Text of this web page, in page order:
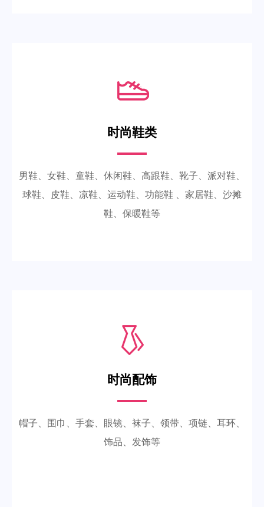
时尚鞋类
男鞋、女鞋、童鞋、休闲鞋、高跟鞋、靴子、派对鞋、
球鞋、皮鞋、凉鞋、运动鞋、功能鞋 、家居鞋、沙摊
鞋、保暖鞋等
时尚配饰
帽子、围巾、手套、眼镜、袜子、领带、项链、耳环、
饰品、发饰等